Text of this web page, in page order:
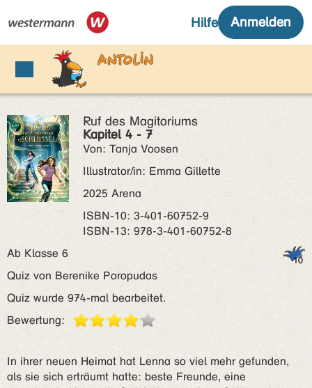
Ruf des Magitoriums
Kapitel 4 - 7
Von: Tanja Voosen
Illustrator/in: Emma Gillette
2025 Arena
ISBN‑10: 3-401-60752-9
ISBN‑13: 978-3-401-60752-8
Ab Klasse 6
Quiz von Berenike Poropudas
Quiz wurde 974-mal bearbeitet.
Bewertung:
In ihrer neuen Heimat hat Lenna so viel mehr gefunden,
als sie sich erträumt hatte: beste Freunde, eine